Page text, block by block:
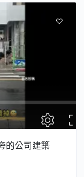
的公司建築